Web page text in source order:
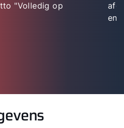
"Volledig op
en